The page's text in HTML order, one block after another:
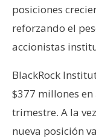
posiciones
reforzando el
accionistas
BlackRock
$377 millones en
trimestre. A la
nueva posición